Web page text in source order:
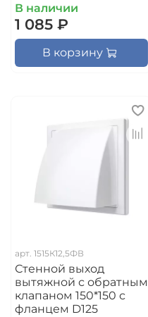
В наличии
1 085 ₽
В корзину
арт. 1515К12,5ФВ
Стенной выход
вытяжной с обратным
клапаном 150*150 с
фланцем D125